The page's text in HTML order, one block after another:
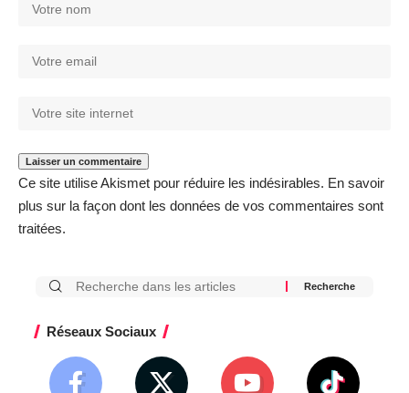
Ce site utilise Akismet pour réduire les indésirables. En savoir
plus sur la façon dont les données de vos commentaires sont
traitées.
Réseaux Sociaux